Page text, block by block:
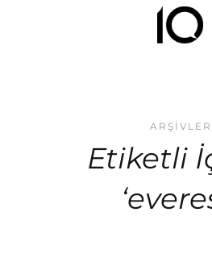
ARŞIVLER
Etiketli